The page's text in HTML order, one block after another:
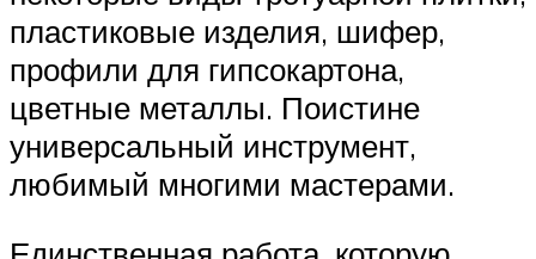
пластиковые изделия, шифер,
профили для гипсокартона,
цветные металлы. Поистине
универсальный инструмент,
любимый многими мастерами.